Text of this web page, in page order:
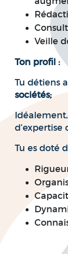
Veille
Ton profil :
Tu détiens
sociétés;
d’expertise
Tu es doté